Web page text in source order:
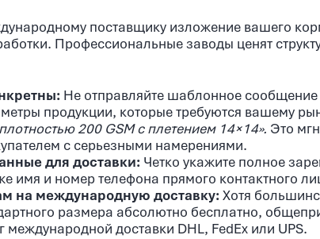
поставщику изложение вашего
Профессиональные заводы ценят
Не отправляйте шаблонное сообщение
продукции, которые требуются вашему
200 GSM с плетением 14×14». Это
с серьезными намерениями.
для доставки: Четко укажите полное
имя и номер телефона прямого контактного
на международную доставку:Хотя
размера абсолютно бесплатно,
международной доставки DHL, FedEx или UPS.